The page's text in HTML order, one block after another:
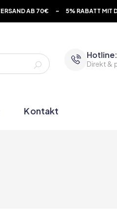
RABATT MIT DEM
Direkt &
Kontakt